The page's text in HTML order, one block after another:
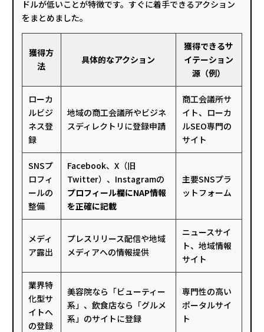
ドルが低いことが特徴です。すぐに着手できるアクション
をまとめました。
獲得方
法
具体的なアクション
獲得できるサ
イテーション
源（例）
ローカ
ルビジ
ネス登
録
地域の商工会議所やビジネ
スディレクトリに登録申請
商工会議所サ
イト、ローカ
ルSEO専門の
サイト
SNSプ
ロフィ
ールの
整備
Facebook、X（旧
Twitter）、Instagramの
プロフィール欄にNAP情報
を正確に記載
主要SNSプラ
ットフォーム
メディ
ア露出
プレスリリース配信や地域
メディアへの情報提供
ニュースサイ
ト、地域情報
サイト
業界特
化型サ
イトへ
の登録
美容院なら「ビューティー
系」、飲食店なら「グルメ
系」のサイトに登録
専門性の高い
ポータルサイ
ト